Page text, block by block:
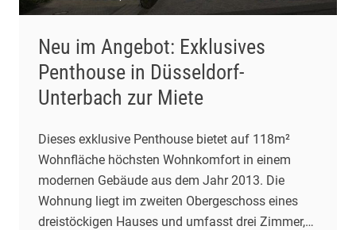
Neu im Angebot: Exklusives
Penthouse in Düsseldorf-
Unterbach zur Miete
Dieses exklusive Penthouse bietet auf 118m²
Wohnfläche höchsten Wohnkomfort in einem
modernen Gebäude aus dem Jahr 2013. Die
Wohnung liegt im zweiten Obergeschoss eines
dreistöckigen Hauses und umfasst drei Zimmer,